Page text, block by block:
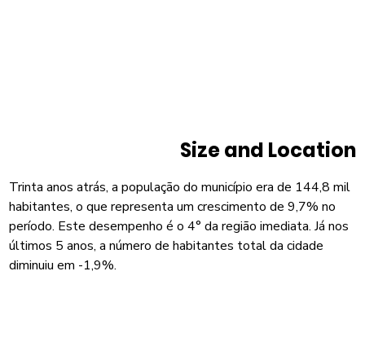
Size and Location
Trinta anos atrás, a população do município era de 144,8 mil
habitantes, o que representa um crescimento de 9,7% no
período. Este desempenho é o 4° da região imediata. Já nos
últimos 5 anos, a número de habitantes total da cidade
diminuiu em -1,9%.